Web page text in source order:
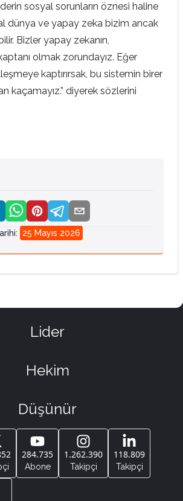
sosyal sorunların öznesi haline
dünya ve yapay zeka bizim ancak
Bizler yapay zekanın,
olmak zorundayız. Eğer
kaptırırsak, bu sistemin birer
kaçamayız.” diyerek sözlerini
: 25 Mayıs 2026
Lider
Hekim
Düşünür
284.735
Abone
1.262.390
Takipçi
118.809
Takipçi